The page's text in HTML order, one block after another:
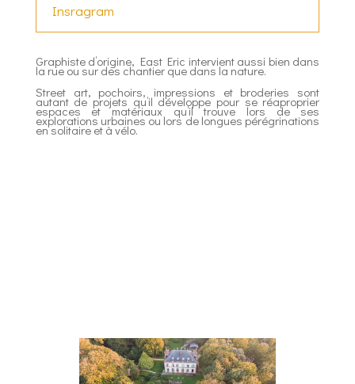
Insragram
Graphiste d’origine, East Eric intervient aussi bien dans
la rue ou sur des chantier que dans la nature.
Street art, pochoirs, impressions et broderies sont
autant de projets qu’il développe pour se réaproprier
espaces et matériaux qu’il trouve lors de ses
explorations urbaines ou lors de longues pérégrinations
en solitaire et à vélo.